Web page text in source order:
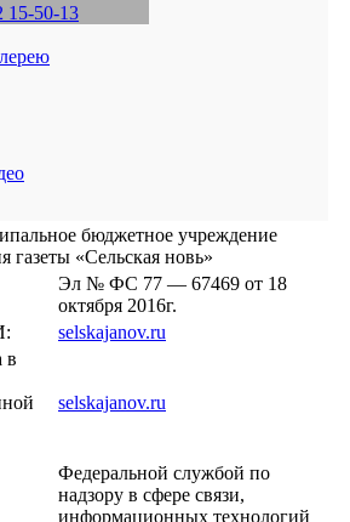
бюджетное учреждение
газеты «Сельская новь»
Эл № ФС 77 — 67469 от 18
октября 2016г.
selskajanov.ru
в
selskajanov.ru
Федеральной службой по
надзору в сфере связи,
информационных технологий